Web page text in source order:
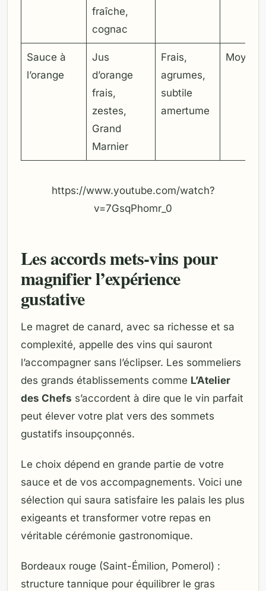
fraîche,
cognac
Sauce à
l’orange
Jus
d’orange
frais,
zestes,
Grand
Marnier
Frais,
agrumes,
subtile
amertume
Moyen
https://www.youtube.com/watch?
v=7GsqPhomr_0
Les accords mets-vins pour
magnifier l’expérience
gustative
Le magret de canard, avec sa richesse et sa
complexité, appelle des vins qui sauront
l’accompagner sans l’éclipser. Les sommeliers
des grands établissements comme L’Atelier
des Chefs s’accordent à dire que le vin parfait
peut élever votre plat vers des sommets
gustatifs insoupçonnés.
Le choix dépend en grande partie de votre
sauce et de vos accompagnements. Voici une
sélection qui saura satisfaire les palais les plus
exigeants et transformer votre repas en
véritable cérémonie gastronomique.
Bordeaux rouge (Saint-Émilion, Pomerol) :
structure tannique pour équilibrer le gras